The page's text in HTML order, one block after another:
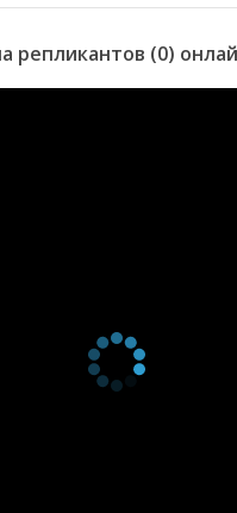
репликантов (0)